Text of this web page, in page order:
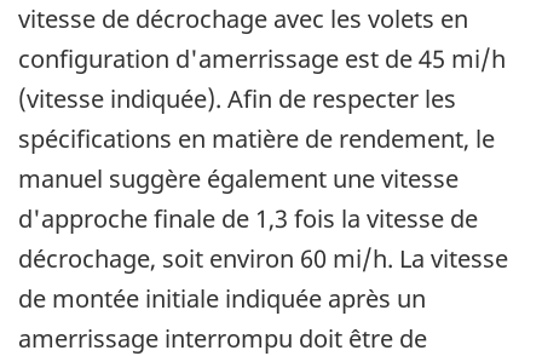
vitesse de décrochage avec les volets en
configuration d'amerrissage est de 45 mi/h
(vitesse indiquée). Afin de respecter les
spécifications en matière de rendement, le
manuel suggère également une vitesse
d'approche finale de 1,3 fois la vitesse de
décrochage, soit environ 60 mi/h. La vitesse
de montée initiale indiquée après un
amerrissage interrompu doit être de